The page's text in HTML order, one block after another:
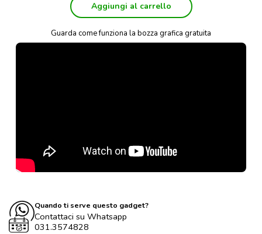
Aggiungi al carrello
Guarda come funziona la bozza grafica gratuita
Quando ti serve questo gadget?
Contattaci su Whatsapp
031.3574828